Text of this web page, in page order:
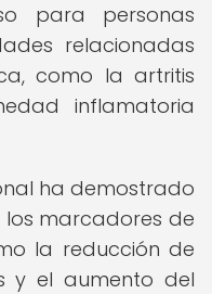
para personas
relacionadas
como la artritis
inflamatoria
ha demostrado
marcadores de
la reducción de
y el aumento del